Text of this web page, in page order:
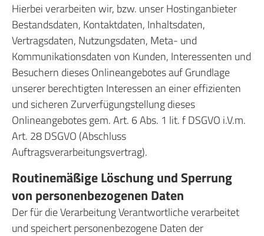
Hierbei verarbeiten wir, bzw. unser Hostinganbieter
Bestandsdaten, Kontaktdaten, Inhaltsdaten,
Vertragsdaten, Nutzungsdaten, Meta- und
Kommunikationsdaten von Kunden, Interessenten und
Besuchern dieses Onlineangebotes auf Grundlage
unserer berechtigten Interessen an einer effizienten
und sicheren Zurverfügungstellung dieses
Onlineangebotes gem. Art. 6 Abs. 1 lit. f DSGVO i.V.m.
Art. 28 DSGVO (Abschluss
Auftragsverarbeitungsvertrag).
Routinemäßige Löschung und Sperrung
von personenbezogenen Daten
Der für die Verarbeitung Verantwortliche verarbeitet
und speichert personenbezogene Daten der